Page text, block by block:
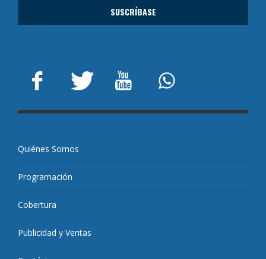
Quiénes Somos
Programación
Cobertura
Publicidad y Ventas